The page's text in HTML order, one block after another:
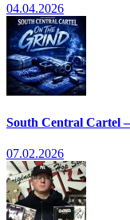
04.04.2026
South Central Cartel
07.02.2026